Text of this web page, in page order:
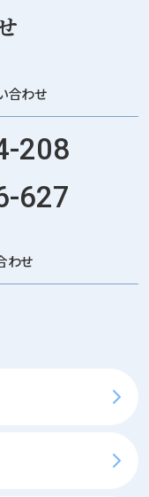
合わせ
208
627
わせ